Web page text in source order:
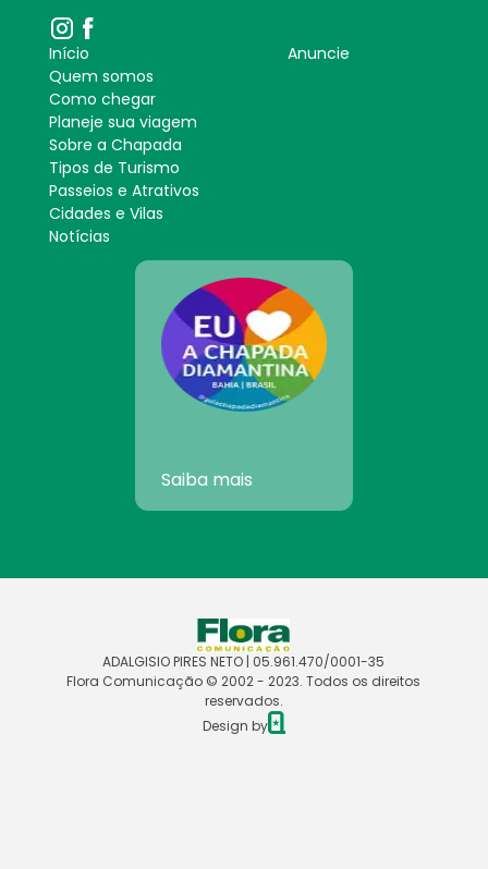
Início
Quem somos
Como chegar
Planeje sua viagem
Sobre a Chapada
Tipos de Turismo
Passeios e Atrativos
Cidades e Vilas
Notícias
Anuncie
Saiba mais
ADALGISIO PIRES NETO | 05.961.470/0001-35
Flora Comunicação © 2002 - 2023. Todos os direitos
reservados.
Design by